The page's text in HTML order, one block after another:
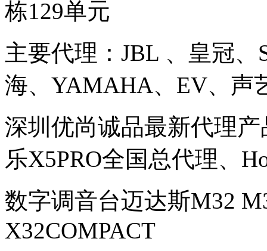
栋129单元
主要代理：JBL 、皇冠
海、YAMAHA、EV、声
深圳优尚诚品最新代理
乐X5PRO全国总代理、
数字调音台迈达斯M32
X32COMPACT